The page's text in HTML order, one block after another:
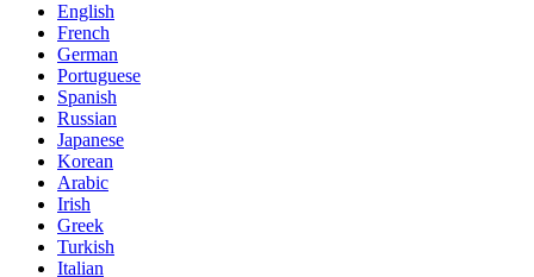
English
French
German
Portuguese
Spanish
Russian
Japanese
Korean
Arabic
Irish
Greek
Turkish
Italian